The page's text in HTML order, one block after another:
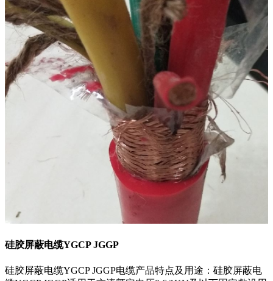
硅胶屏蔽电缆YGCP JGGP
硅胶屏蔽电缆YGCP JGGP电缆产品特点及用途：硅胶屏蔽电